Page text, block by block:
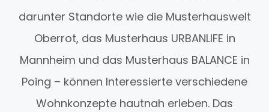
darunter Standorte wie die Musterhauswelt
Oberrot, das Musterhaus URBANLIFE in
Mannheim und das Musterhaus BALANCE in
Poing – können Interessierte verschiedene
Wohnkonzepte hautnah erleben. Das